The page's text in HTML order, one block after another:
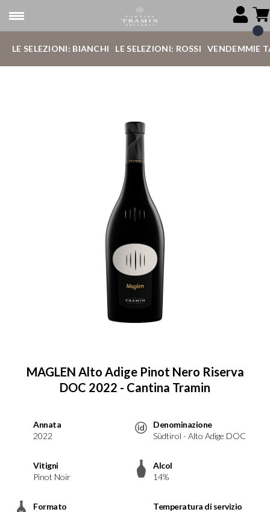
LE SELEZIONI: BIANCHI LE SELEZIONI: ROSSI VENDEMMIE
MAGLEN Alto Adige Pinot Nero Riserva
DOC 2022 - Cantina Tramin
Annata
2022
Denominazione
Südtirol - Alto Adige DOC
Vitigni
Pinot Noir
Alcol
14%
Formato
Temperatura di servizio